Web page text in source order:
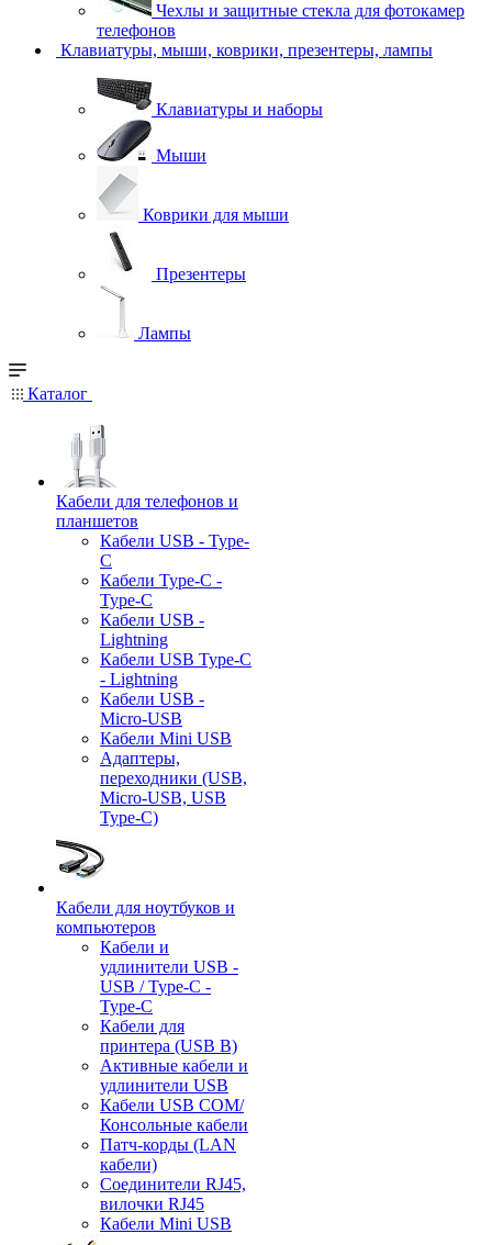
Чехлы и защитные стекла для фотокамер
телефонов
Клавиатуры, мыши, коврики, презентеры, лампы
Клавиатуры и наборы
Мыши
Коврики для мыши
Презентеры
Лампы
Каталог
Кабели для телефонов и
планшетов
Кабели USB - Type-
C
Кабели Type-C -
Type-C
Кабели USB -
Lightning
Кабели USB Type-C
- Lightning
Кабели USB -
Micro-USB
Кабели Mini USB
Адаптеры,
переходники (USB,
Micro-USB, USB
Type-C)
Кабели для ноутбуков и
компьютеров
Кабели и
удлинители USB -
USB / Type-C -
Type-C
Кабели для
принтера (USB B)
Активные кабели и
удлинители USB
Кабели USB COM/
Консольные кабели
Патч-корды (LAN
кабели)
Соединители RJ45,
вилочки RJ45
Кабели Mini USB